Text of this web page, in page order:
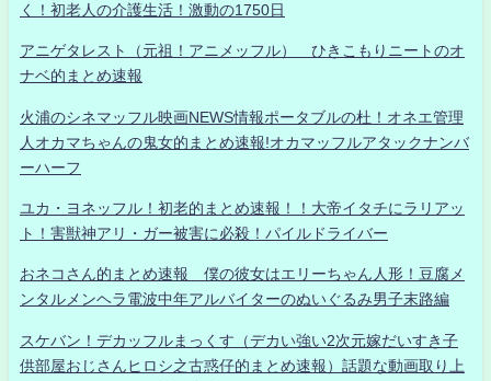
く！初老人の介護生活！激動の1750日
アニゲタレスト（元祖！アニメッフル） ひきこもりニートのオ
ナベ的まとめ速報
火浦のシネマッフル映画NEWS情報ポータブルの杜！オネエ管理
人オカマちゃんの鬼女的まとめ速報!オカマッフルアタックナンバ
ーハーフ
ユカ・ヨネッフル！初老的まとめ速報！！大帝イタチにラリアッ
ト！害獣神アリ・ガー被害に必殺！パイルドライバー
おネコさん的まとめ速報 僕の彼女はエリーちゃん人形！豆腐メ
ンタルメンヘラ電波中年アルバイターのぬいぐるみ男子末路編
スケバン！デカッフルまっくす（デカい強い2次元嫁だいすき子
供部屋おじさんヒロシ之古惑仔的まとめ速報）話題な動画取り上